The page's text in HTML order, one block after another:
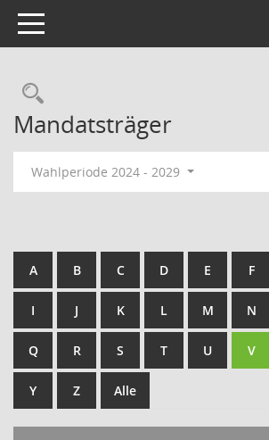
Toggle navigation
Rechercheauswahl
Mandatsträger
Wahlperiode 2024 - 2029
A B C D E F
I J K L M N
Q R S T U V
Y Z Alle